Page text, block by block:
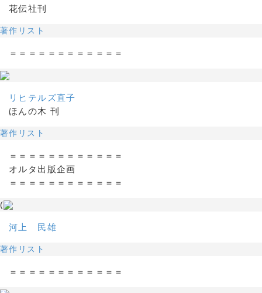
花伝社刊
著作リスト
＝＝＝＝＝＝＝＝＝＝＝＝
リヒテルズ直子
ほんの木 刊
著作リスト
＝＝＝＝＝＝＝＝＝＝＝＝
オルタ出版企画
＝＝＝＝＝＝＝＝＝＝＝＝
(
河上 民雄
著作リスト
＝＝＝＝＝＝＝＝＝＝＝＝